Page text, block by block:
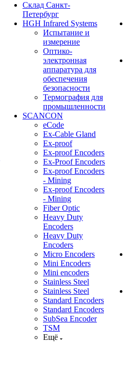
Cклад Санкт-
Петербург
HGH Infrared Systems
Испытание и
измерение
Оптико-
электронная
аппаратура для
обеспечения
безопасности
Термография для
промышленности
SCANCON
eCode
Ex-Cable Gland
Ex-proof
Ex-proof Encoders
Ex-Proof Encoders
Ex-proof Encoders
- Mining
Ex-proof Encoders
- Mining
Fiber Optic
Heavy Duty
Encoders
Heavy Duty
Encoders
Micro Encoders
Mini Encoders
Mini encoders
Stainless Steel
Stainless Steel
Standard Encoders
Standard Encoders
SubSea Encoder
TSM
Ещё